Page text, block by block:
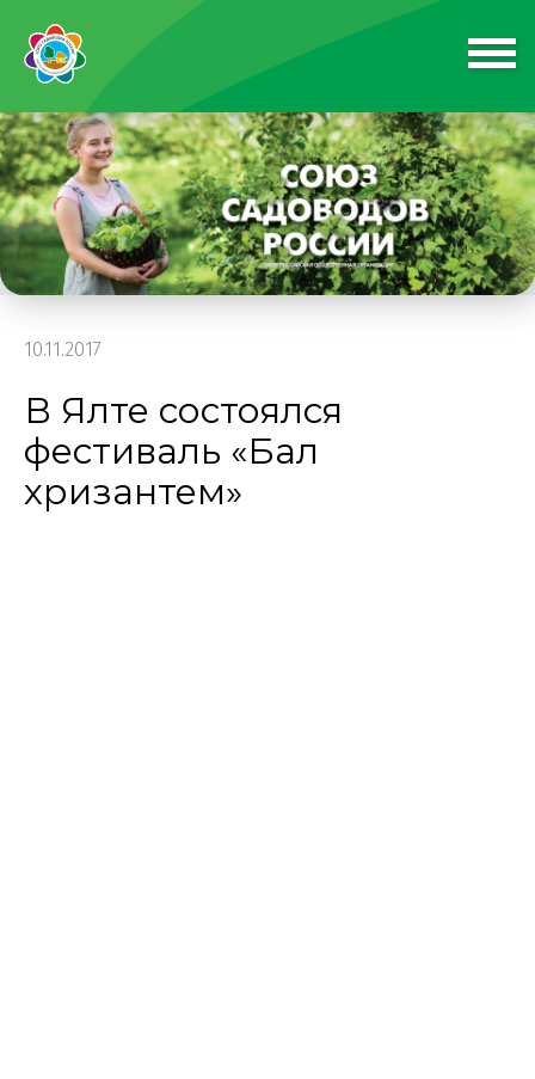
10.11.2017
В Ялте состоялся
фестиваль «Бал
хризантем»